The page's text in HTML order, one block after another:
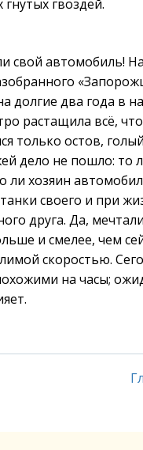
гвоздей.
свой автомобиль!
долгие два года в
растащила всё,
только остов,
дело не пошло: то
ли хозяин
своего и при
друга. Да,
и смелее, чем
скоростью.
на часы;